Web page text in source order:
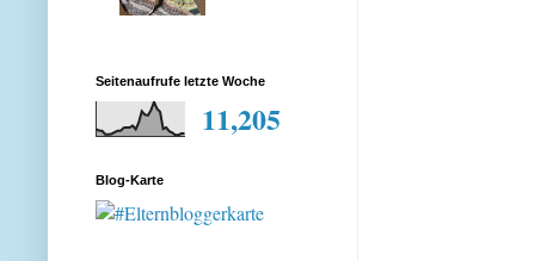
Seitenaufrufe letzte Woche
11,205
Blog-Karte